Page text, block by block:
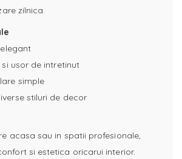
zilnica.
usor de intretinut
simple
stiluri de decor
acasa sau in spatii profesionale,
si estetica oricarui interior.